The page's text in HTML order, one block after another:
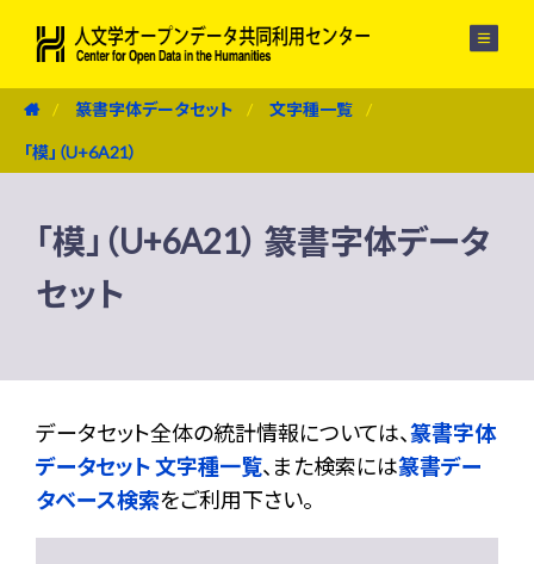
篆書字体データセット 文字種一覧
「模」（U+6A21）
「模」（U+6A21） 篆書字体データ
セット
データセット全体の統計情報については、篆書字体
データセット 文字種一覧、また検索には篆書デー
タベース検索をご利用下さい。